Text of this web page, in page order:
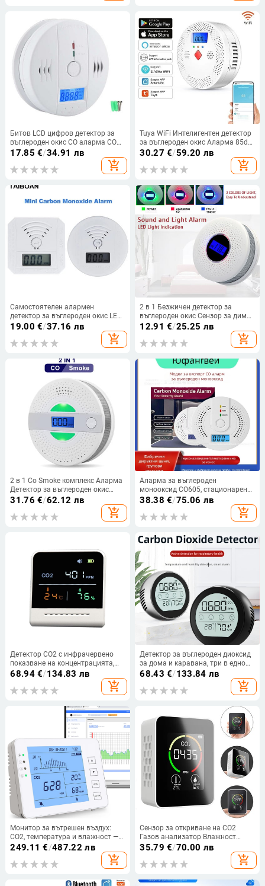
Битов LCD цифров детектор за
въглероден окис CO аларма CO
сензор монитор
17.85 €/34.91 лв
add_shopping_cart
Tuya WiFi Интелигентен детектор
за въглероден окис Аларма 85dB
Звуково предупреждение LCD
цифров дисплей Сирена за
отравяне с CO на закрито
30.27 €/59.20 лв
add_shopping_cart
Самостоятелен алармен
детектор за въглероден окис LED
цифров дисплей Мини CO сензор
звуково предупреждение за
19.00 €/37.16 лв
add_shopping_cart
2 в 1 Безжичен детектор за
въглероден окис Сензор за дим
CO Warner Fire Secur Alarm 85dB
Цифров LCD дисплей
12.91 €/25.25 лв
add_shopping_cart
2 в 1 Co Smoke комплекс Аларма
Детектор за въглероден окис
Сензор за гласово
предупреждение Защита на дома
Сигурност Висока
31.76 €/62.12 лв
add_shopping_cart
Аларма за въглероден
монооксид CO605, стационарен
детектор – обхват 30, точност 7%,
38.38 €/75.06 лв
add_shopping_cart
Детектор CO2 с инфрачервено
показване на концентрацията,
преносим модел за вътрешна
температура и влажност; обхват
резолюция 1 ppm; захранване 5V
68.94€/134.83 лв
add_shopping_cart
Детектор за въглероден диоксид
за дома и каравана, три в едно
измерване на температура,
влажност и CO2 с NDIR сензор
68.43 €/133.84 лв
add_shopping_cart
Монитор за вътрешен въздух:
CO2, температура и влажност —
тройно измерване, модел 1200p
249.11 €/487.22 лв
add_shopping_cart
Сензор за откриване на CO2
Газов анализатор Влажност
Тестер за температура
Въглероден диоксид Измервател
на качеството на въздуха Гумен
35.79 €/70.00 лв
add_shopping_cart